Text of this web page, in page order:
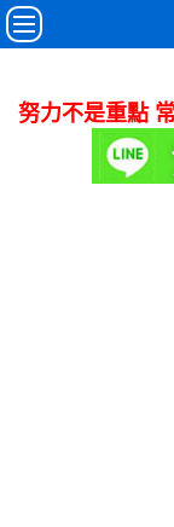
努力不是重點